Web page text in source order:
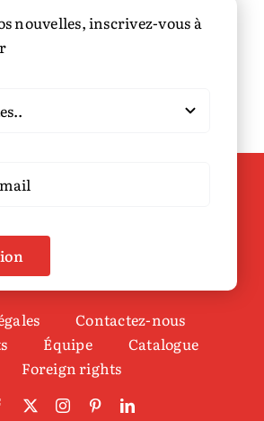
nouvelles, inscrivez-vous à
Contactez-nous
Équipe
Catalogue
Foreign rights